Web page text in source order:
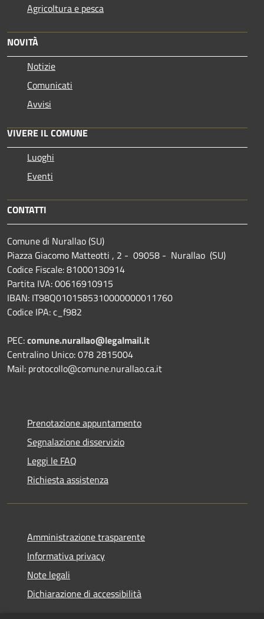
Agricoltura e pesca
NOVITÀ
Notizie
Comunicati
Avvisi
VIVERE IL COMUNE
Luoghi
Eventi
CONTATTI
Comune di Nurallao (SU)
Piazza Giacomo Matteotti , 2 - 09058 - Nurallao (SU)
Codice Fiscale: 81000130914
Partita IVA: 00616910915
IBAN: IT98Q0101585310000000011760
Codice IPA: c_f982
PEC:comune.nurallao@legalmail.it
Centralino Unico: 078 2815004
Mail: protocollo@comune.nurallao.ca.it
Prenotazione appuntamento
Segnalazione disservizio
Leggi le FAQ
Richiesta assistenza
Amministrazione trasparente
Informativa privacy
Note legali
Dichiarazione di accessibilità